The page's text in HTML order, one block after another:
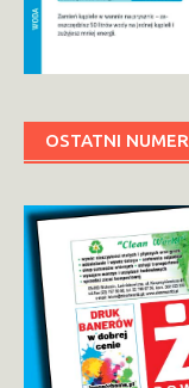
OSTATNI NUMER